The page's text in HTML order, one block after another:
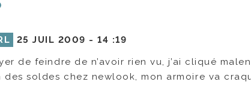
25 JUIL 2009 -14 :19
de feindre de n’avoir rien vu, j’ai cliqué
soldes chez newlook, mon armoire va